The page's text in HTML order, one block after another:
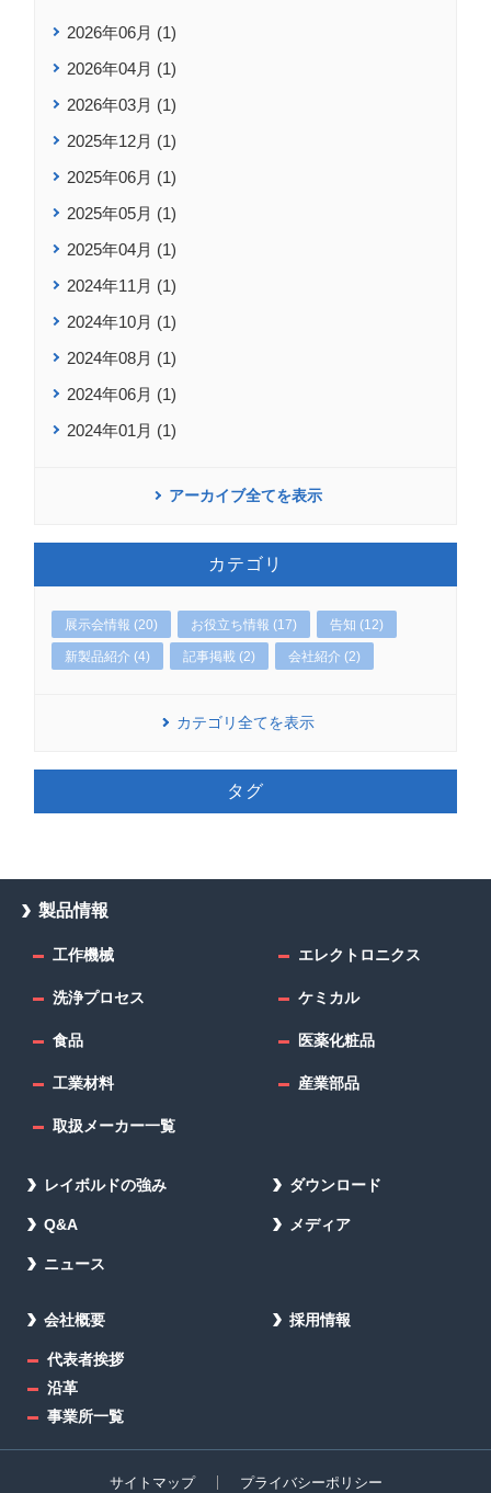
2026年06月 (1)
2026年04月 (1)
2026年03月 (1)
2025年12月 (1)
2025年06月 (1)
2025年05月 (1)
2025年04月 (1)
2024年11月 (1)
2024年10月 (1)
2024年08月 (1)
2024年06月 (1)
2024年01月 (1)
アーカイブ全てを表示
カテゴリ
展示会情報 (20) お役立ち情報 (17) 告知 (12)
新製品紹介 (4) 記事掲載 (2) 会社紹介 (2)
カテゴリ全てを表示
タグ
製品情報
工作機械 エレクトロニクス
洗浄プロセス ケミカル
食品 医薬化粧品
工業材料 産業部品
取扱メーカー一覧
レイボルドの強み ダウンロード
Q&A メディア
ニュース
会社概要
代表者挨拶
沿革
事業所一覧
採用情報
サイトマップ プライバシーポリシー